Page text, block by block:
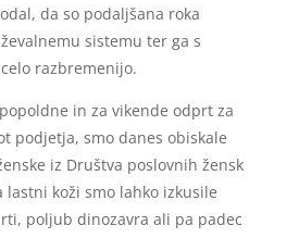
da so podaljšana roka
sistemu ter ga s
razbremenijo.
in za vikende odprt za
podjetja, smo danes obiskale
iz Društva poslovnih žensk
lastni koži smo lahko izkusile
poljub dinozavra ali pa padec